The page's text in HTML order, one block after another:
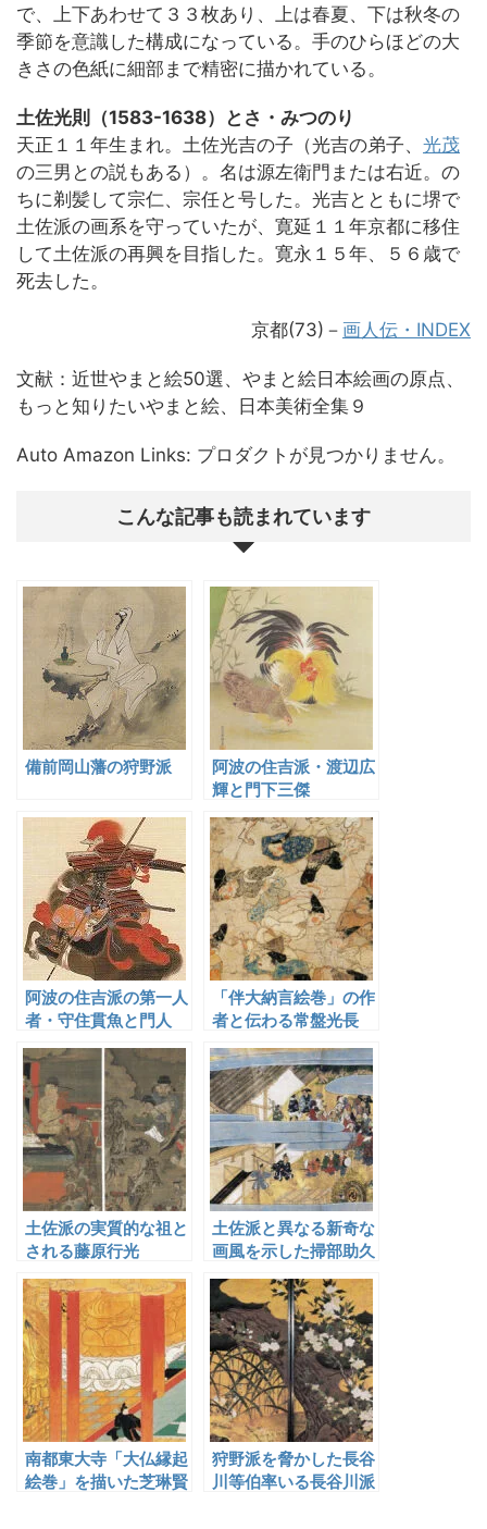
で、上下あわせて３３枚あり、上は春夏、下は秋冬の
季節を意識した構成になっている。手のひらほどの大
きさの色紙に細部まで精密に描かれている。
土佐光則（1583-1638）とさ・みつのり
天正１１年生まれ。土佐光吉の子（光吉の弟子、 光茂
の三男との説もある）。名は源左衛門または右近。の
ちに剃髪して宗仁、宗任と号した。光吉とともに堺で
土佐派の画系を守っていたが、寛延１１年京都に移住
して土佐派の再興を目指した。寛永１５年、５６歳で
死去した。
京都(73)－ 画人伝・INDEX
文献：近世やまと絵50選、やまと絵日本絵画の原点、
もっと知りたいやまと絵、日本美術全集９
Auto Amazon Links: プロダクトが見つかりません。
こんな記事も読まれています
備前岡山藩の狩野派
阿波の住吉派・渡辺広
輝と門下三傑
阿波の住吉派の第一人
者・守住貫魚と門人
「伴大納言絵巻」の作
者と伝わる常盤光長
土佐派の実質的な祖と
される藤原行光
土佐派と異なる新奇な
画風を示した掃部助久
信・久国
南都東大寺「大仏縁起
絵巻」を描いた芝琳賢
狩野派を脅かした長谷
川等伯率いる長谷川派